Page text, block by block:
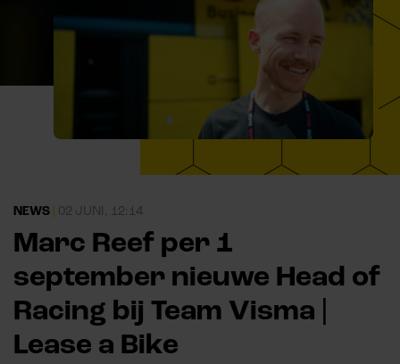
NEWS 02 JUNI, 12:14
Marc Reef per 1
september nieuwe Head of
Racing bij Team Visma |
Lease a Bike